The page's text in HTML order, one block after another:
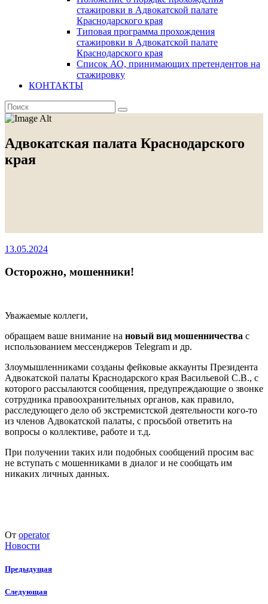
стажировки в Адвокатской палате
Краснодарского края
Типовая программа прохождения
стажировки в Адвокатской палате
Краснодарского края
Список АО, принимающих претендентов на
стажировку
КОНТАКТЫ
Адвокатская палата Краснодарского
края
13.05.2024
Осторожно, мошенники!
Уважаемые коллеги,
обращаем ваше внимание на новый вид мошенничества с
использованием мессенджеров Telegram и др.
Злоумышленниками созданы фейковые аккаунты Президента
Адвокатской палаты Краснодарского края Васильевой С.В., с
которого рассылаются сообщения, предупреждающие о звонке
сотрудника правоохранительных органов, как правило,
расследующего дело об экстремистской деятельности кого-то
из членов Адвокатской палаты, с просьбой ответить на
вопросы о коллективе, работе и т.д.
При получении таких или подобных сообщений просим вас
не вступать с мошенниками в диалог и не сообщать им
никаких личных данных.
От operator
Новости
Предыдущая
Следующая